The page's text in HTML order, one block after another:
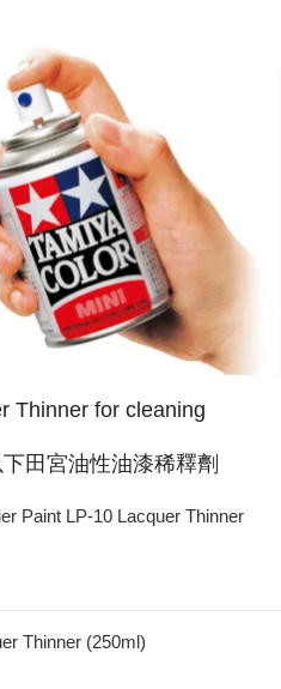
Thinner for cleaning
田宮油性油漆稀釋劑
Paint LP-10 Lacquer Thinner
Thinner (250ml)